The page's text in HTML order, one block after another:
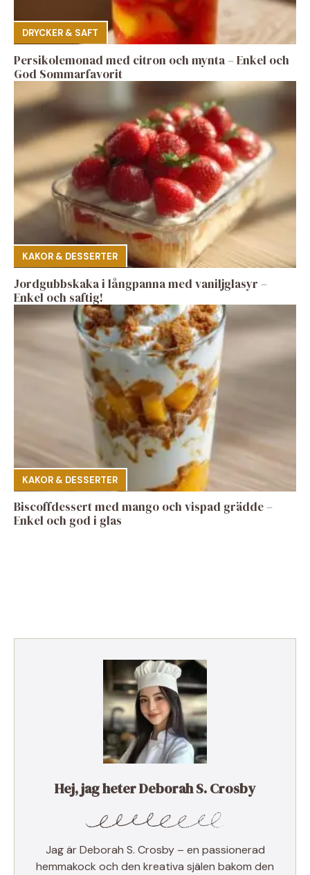
DRYCKER & SAFT
Persikolemonad med citron och mynta – Enkel och
God Sommarfavorit
KAKOR & DESSERTER
Jordgubbskaka i långpanna med vaniljglasyr –
Enkel och saftig!
KAKOR & DESSERTER
Biscoffdessert med mango och vispad grädde –
Enkel och god i glas
Hej, jag heter Deborah S. Crosby
Jag är Deborah S. Crosby – en passionerad
hemmakock och den kreativa själen bakom den